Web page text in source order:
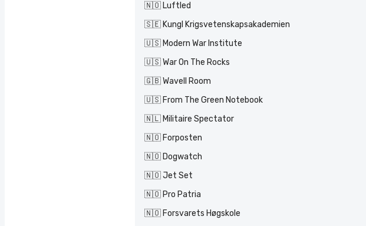
🇳🇴 Luftled
🇸🇪 Kungl Krigsvetenskapsakademien
🇺🇸 Modern War Institute
🇺🇸 War On The Rocks
🇬🇧 Wavell Room
🇺🇸 From The Green Notebook
🇳🇱 Militaire Spectator
🇳🇴 Forposten
🇳🇴 Dogwatch
🇳🇴 Jet Set
🇳🇴 Pro Patria
🇳🇴 Forsvarets Høgskole